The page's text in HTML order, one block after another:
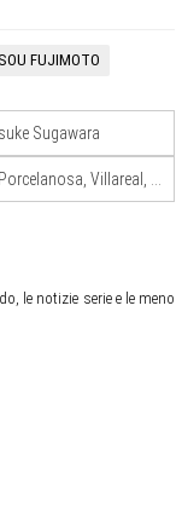
FUJIMOTO
Sugawara
le notizie serie e le meno